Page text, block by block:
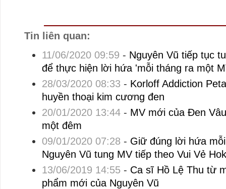
Tin liên quan:
11/06/2020 09:59 - Nguyên Vũ tiếp tục
để thực hiện lời hứa 'mỗi tháng ra một
28/03/2020 08:33 - Korloff Addiction
huyền thoại kim cương đen
20/01/2020 13:44- MV mới của Đen
một đêm
09/01/2020 07:28 - Giữ đúng lời hứa
Nguyên Vũ tung MV tiếp theo Vui Vẻ
13/06/2019 14:55- Ca sĩ Hồ Lệ Thu từ
phẩm mới của Nguyên Vũ